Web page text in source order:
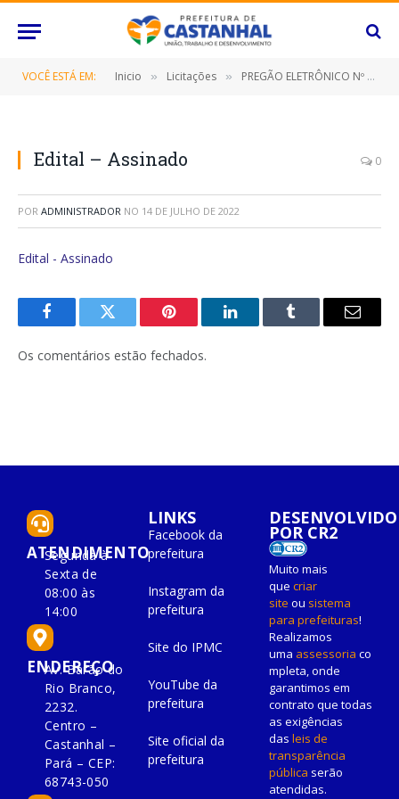
VOCÊ ESTÁ EM: Inicio » Licitações » PREGÃO ELETRÔNICO Nº 062/2022-SRP (CONTRATAÇÃO DE EMPRESA ESPECIALIZADA NO FORNECIMENTO ÁGUA MINERAL EM EMBALAGEM DE 200ML)
Edital – Assinado 0
POR ADMINISTRADOR NO 14 DE JULHO DE 2022
Edital - Assinado
FacebookTwitter Pinterest O
Tumblr
E-
Os comentários estão fechados.
ATENDIMENTO
Segunda à
Sexta de
08:00 às
14:00
ENDEREÇO
Av. Barão do
Rio Branco,
2232.
Centro –
Castanhal –
Pará – CEP:
68743-050
LINKS
Facebook da
prefeitura
Instagram da
prefeitura
Site do IPMC
YouTube da
prefeitura
Site oficial da
prefeitura
DESENVOLVIDO
POR CR2
Muito mais
que criar
site ou sistema
para prefeituras!
Realizamos
uma assessoria co
mpleta, onde
garantimos em
contrato que todas
as exigências
das leis de
transparência
pública serão
atendidas.